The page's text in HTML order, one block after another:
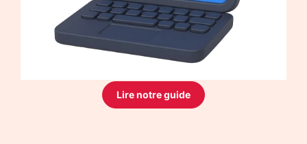
Lire notre guide